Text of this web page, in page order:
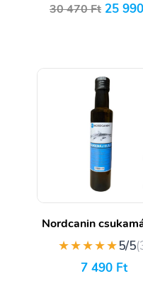
30 470Ft 25 990
Nordcanin
★★★★★5/5
7 490 Ft